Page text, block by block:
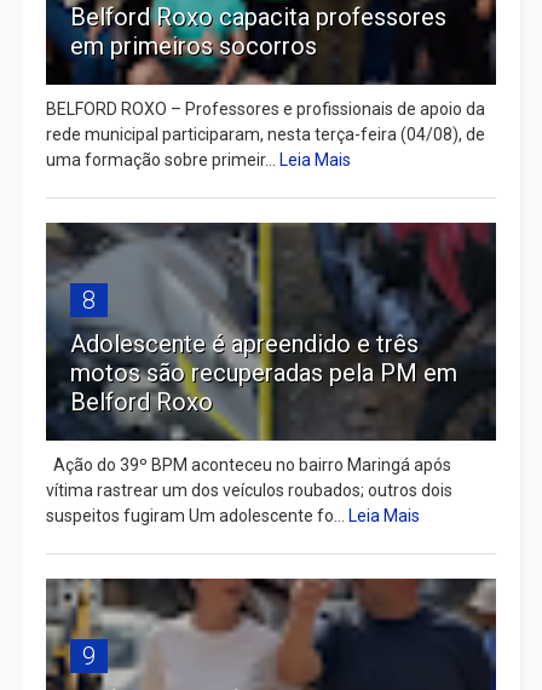
Belford Roxo capacita professores
em primeiros socorros
BELFORD ROXO – Professores e profissionais de apoio da
rede municipal participaram, nesta terça-feira (04/08), de
uma formação sobre primeir...
Leia Mais
8
Adolescente é apreendido e três
motos são recuperadas pela PM em
Belford Roxo
Ação do 39º BPM aconteceu no bairro Maringá após
vítima rastrear um dos veículos roubados; outros dois
suspeitos fugiram Um adolescente fo...
Leia Mais
9